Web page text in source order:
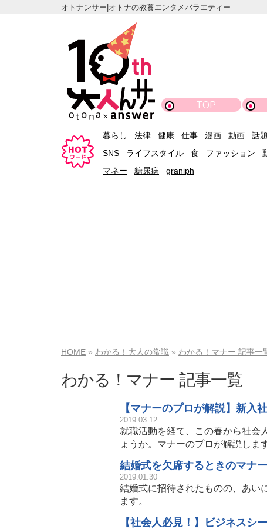
オトナンサー|オトナの教養エンタメバラエティー
TOP
暮らし 法律 健康 仕事 漫画 動画 話題
SNS
ライフスタイル 食 ファッション
マネー
糖尿病 graniph
HOME わかる！大人の常識 わかる！マナー 記事一
わかる！マナー 記事一覧
【マナーのプロが解説】新入
2019.03.12
就職活動を経て、この春から社会
ょうか。マナーのプロが解説しま
結婚式を欠席するときのマナ
2019.01.30
結婚式に招待されたものの、あい
ます。
【社会人必見！】ビジネスシ